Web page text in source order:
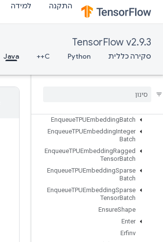
התקנה למידה
TensorFlow v2.9.3
סקירה כללית Python
C++
Java
DynamicStitch
EditDistance
Einsum
Empty
EmptyTensorMap
EnqueueTPUEmbeddingBatch
EnqueueTPUEmbeddingInteger
Batch
EnqueueTPUEmbeddingRagged
TensorBatch
EnqueueTPUEmbeddingSparse
Batch
EnqueueTPUEmbeddingSparse
TensorBatch
EnsureShape
Enter
Erfinv